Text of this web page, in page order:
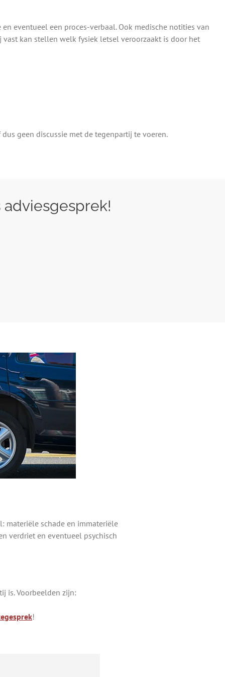
eventueel een proces-verbaal. Ook medische notities van
kan stellen welk fysiek letsel veroorzaakt is door het
geen discussie met de tegenpartij te voeren.
materiële schade en immateriële
verdriet en eventueel psychisch
is. Voorbeelden zijn:
!